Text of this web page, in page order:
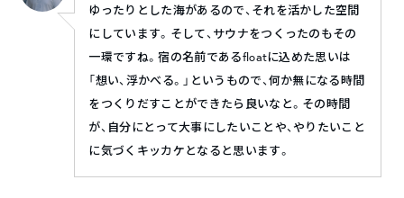
ゆったりとした海があるので、それを活かした空間
にしています。そして、サウナをつくったのもその
一環ですね。宿の名前であるfloatに込めた思いは
「想い、浮かべる。」というもので、何か無になる時間
をつくりだすことができたら良いなと。その時間
が、自分にとって大事にしたいことや、やりたいこと
に気づくキッカケとなると思います。